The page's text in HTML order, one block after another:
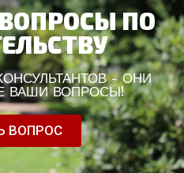
ПО
- ОНИ
ВАШИ ВОПРОСЫ!
ВОПРОС